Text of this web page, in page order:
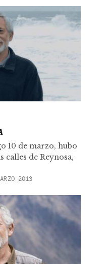
10 de marzo, hubo
calles de Reynosa,
2013